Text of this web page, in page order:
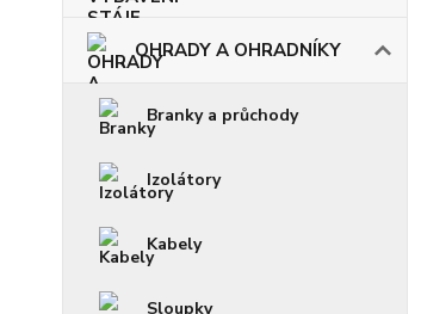
OHRADY A OHRADNÍKY
Branky a průchody
Izolátory
Kabely
Sloupky